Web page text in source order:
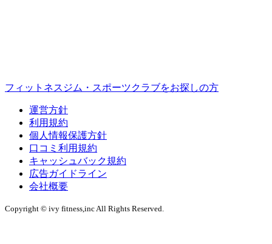
フィットネスジム・スポーツクラブをお探しの方
運営方針
利用規約
個人情報保護方針
口コミ利用規約
キャッシュバック規約
広告ガイドライン
会社概要
Copyright © ivy fitness,inc All Rights Reserved.